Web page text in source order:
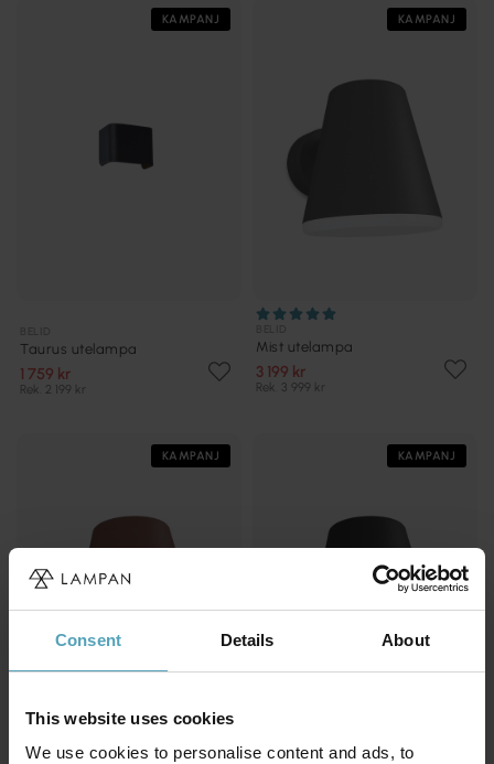
Consent Details About
This website uses cookies
We use cookies to personalise content and ads, to
KAMPANJ
Taurus utelampa
1 759 kr
Rek. 2 199 kr
KAMPANJ
Mist utelampa
3 199 kr
Rek. 3 999 kr
KAMPANJ KAMPANJ